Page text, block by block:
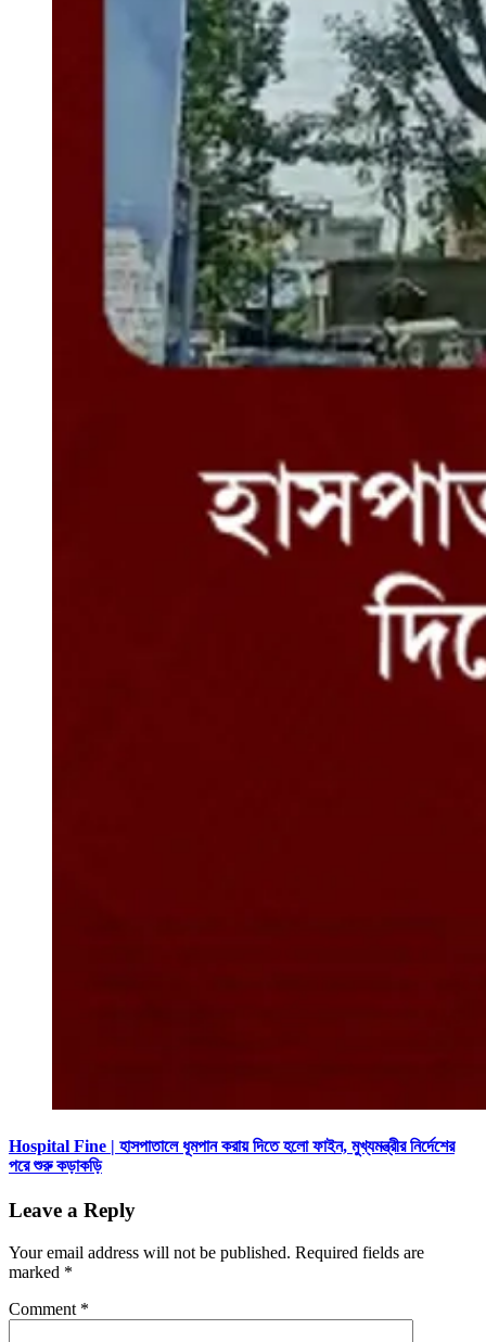
Hospital Fine | হাসপাতালে ধূমপান করায় দিতে হলো ফাইন, মুখ্যমন্ত্রীর নির্দেশের
পরে শুরু কড়াকড়ি
Leave a Reply
Your email address will not be published. Required fields are
marked *
Comment *